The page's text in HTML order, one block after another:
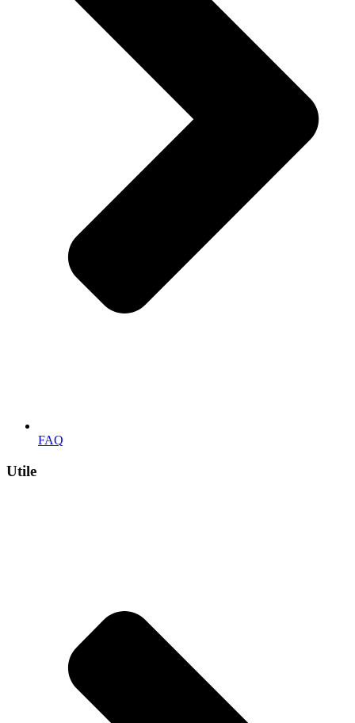
FAQ
Utile